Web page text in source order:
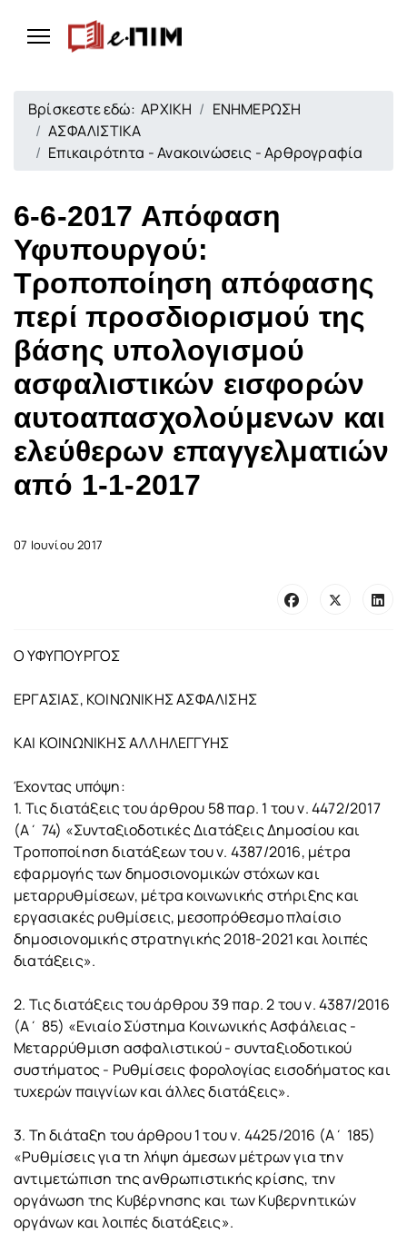
Βρίσκεστε εδώ:ΑΡΧΙΚΗ
ΕΝΗΜΕΡΩΣΗ
ΑΣΦΑΛΙΣΤΙΚΑ
Επικαιρότητα - Ανακοινώσεις - Αρθρογραφία
6-6-2017 Απόφαση
Υφυπουργού:
Τροποποίηση απόφασης
περί προσδιορισμού της
βάσης υπολογισμού
ασφαλιστικών εισφορών
αυτοαπασχολούμενων και
ελεύθερων επαγγελματιών
από 1-1-2017
07 Ιουνίου 2017
O ΥΦΥΠΟΥΡΓΟΣ
ΕΡΓΑΣΙΑΣ, ΚΟΙΝΩΝΙΚΗΣ ΑΣΦΑΛΙΣΗΣ
ΚΑΙ ΚΟΙΝΩΝΙΚΗΣ ΑΛΛΗΛΕΓΓΥΗΣ
Έχοντας υπόψη:
1. Τις διατάξεις του άρθρου 58 παρ. 1 του ν. 4472/2017
(Α΄ 74) «Συνταξιοδοτικές Διατάξεις Δημοσίου και
Τροποποίηση διατάξεων του ν. 4387/2016, μέτρα
εφαρμογής των δημοσιονομικών στόχων και
μεταρρυθμίσεων, μέτρα κοινωνικής στήριξης και
εργασιακές ρυθμίσεις, μεσοπρόθεσμο πλαίσιο
δημοσιονομικής στρατηγικής 2018-2021 και λοιπές
διατάξεις».
2. Τις διατάξεις του άρθρου 39 παρ. 2 του ν. 4387/2016
(Α΄ 85) «Ενιαίο Σύστημα Κοινωνικής Ασφάλειας -
Μεταρρύθμιση ασφαλιστικού - συνταξιοδοτικού
συστήματος - Ρυθμίσεις φορολογίας εισοδήματος και
τυχερών παιγνίων και άλλες διατάξεις».
3. Τη διάταξη του άρθρου 1 του ν. 4425/2016 (Α΄ 185)
«Ρυθμίσεις για τη λήψη άμεσων μέτρων για την
αντιμετώπιση της ανθρωπιστικής κρίσης, την
οργάνωση της Κυβέρνησης και των Κυβερνητικών
οργάνων και λοιπές διατάξεις».